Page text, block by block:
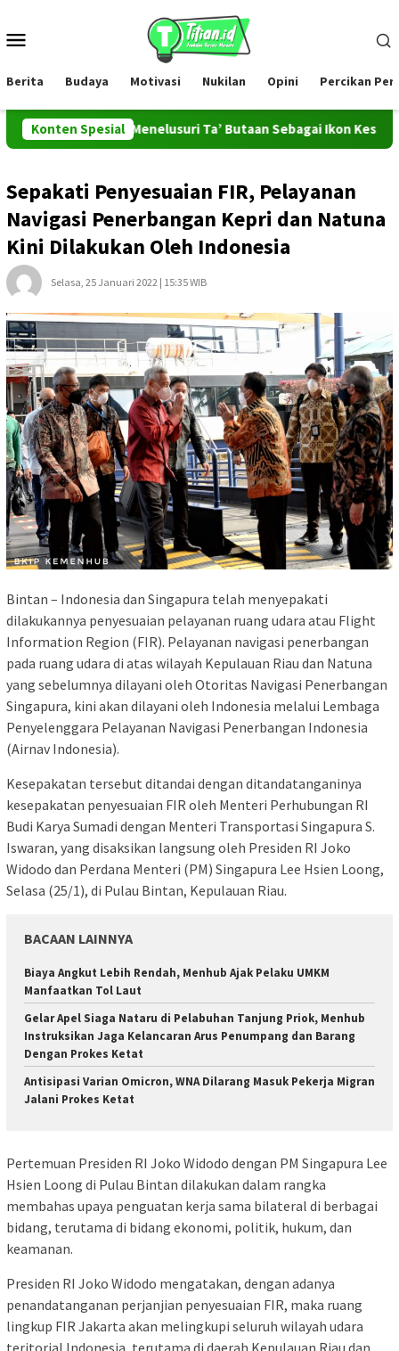
konten
Berita Budaya Motivasi Nukilan Opini Percikan
Konten SpesialMenelusuri Ta’ Butaan Sebagai Ikon Kesenian
Sepakati Penyesuaian FIR, Pelayanan
Navigasi Penerbangan Kepri dan Natuna
Kini Dilakukan Oleh Indonesia
Selasa, 25 Januari 2022 | 15:35 WIB
Bintan – Indonesia dan Singapura telah menyepakati
dilakukannya penyesuaian pelayanan ruang udara atau Flight
Information Region (FIR). Pelayanan navigasi penerbangan
pada ruang udara di atas wilayah Kepulauan Riau dan Natuna
yang sebelumnya dilayani oleh Otoritas Navigasi Penerbangan
Singapura, kini akan dilayani oleh Indonesia melalui Lembaga
Penyelenggara Pelayanan Navigasi Penerbangan Indonesia
(Airnav Indonesia).
Kesepakatan tersebut ditandai dengan ditandatanganinya
kesepakatan penyesuaian FIR oleh Menteri Perhubungan RI
Budi Karya Sumadi dengan Menteri Transportasi Singapura S.
Iswaran, yang disaksikan langsung oleh Presiden RI Joko
Widodo dan Perdana Menteri (PM) Singapura Lee Hsien Loong,
Selasa (25/1), di Pulau Bintan, Kepulauan Riau.
BACAAN LAINNYA
Biaya Angkut Lebih Rendah, Menhub Ajak Pelaku UMKM
Manfaatkan Tol Laut
Gelar Apel Siaga Nataru di Pelabuhan Tanjung Priok, Menhub
Instruksikan Jaga Kelancaran Arus Penumpang dan Barang
Dengan Prokes Ketat
Antisipasi Varian Omicron, WNA Dilarang Masuk Pekerja Migran
Jalani Prokes Ketat
Pertemuan Presiden RI Joko Widodo dengan PM Singapura Lee
Hsien Loong di Pulau Bintan dilakukan dalam rangka
membahas upaya penguatan kerja sama bilateral di berbagai
bidang, terutama di bidang ekonomi, politik, hukum, dan
keamanan.
Presiden RI Joko Widodo mengatakan, dengan adanya
penandatanganan perjanjian penyesuaian FIR, maka ruang
lingkup FIR Jakarta akan melingkupi seluruh wilayah udara
teritorial Indonesia, terutama di daerah Kepulauan Riau dan